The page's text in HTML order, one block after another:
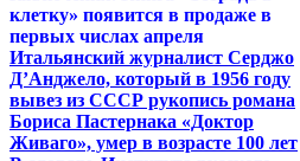
клетку» появится в продаже в
первых числах апреля
Итальянский журналист Серджо
Д’Анджело, который в 1956 году
вывез из СССР рукопись романа
Бориса Пастернака «Доктор
Живаго», умер в возрасте 100 лет